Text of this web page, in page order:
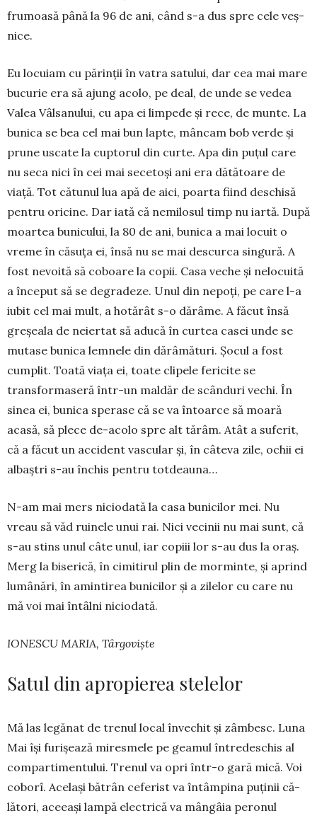
frumoasă până la 96 de ani, când s-a dus spre cele veș­
nice.
Eu locuiam cu părinții în vatra satului, dar cea mai mare
bucurie era să ajung acolo, pe deal, de unde se vedea
Valea Vâlsanului, cu apa ei limpede și rece, de munte. La
bunica se bea cel mai bun lapte, mân­cam bob verde și
prune uscate la cuptorul din curte. Apa din puțul care
nu seca nici în cei mai secetoși ani era dătătoare de
viață. Tot că­tu­nul lua apă de aici, poar­ta fiind deschisă
pentru oricine. Dar iată că nemi­losul timp nu iartă. După
moartea bunicu­lui, la 80 de ani, bunica a mai locuit o
vreme în căsuța ei, însă nu se mai des­curca singură. A
fost nevoită să coboare la copii. Casa veche și nelocuită
a început să se degradeze. Unul din nepoți, pe care l-a
iubit cel mai mult, a hotărât s-o dărâme. A făcut însă
greșeala de neiertat să aducă în curtea casei unde se
mutase bunica lemnele din dărâmă­turi. Șocul a fost
cumplit. Toa­tă viața ei, toate clipele fericite se
transfor­ma­seră într-un maldăr de scân­duri vechi. În
sinea ei, bunica spe­rase că se va întoarce să moa­ră
acasă, să plece de-acolo spre alt tărâm. Atât a suferit,
că a făcut un accident vas­cular și, în câteva zile, ochii ei
albaștri s-au închis pentru totdeauna…
N-am mai mers niciodată la casa bunicilor mei. Nu
vreau să văd ruinele unui rai. Nici vecinii nu mai sunt, că
s-au stins unul câte unul, iar copiii lor s-au dus la oraș.
Merg la biserică, în cimitirul plin de mor­minte, și aprind
lumânări, în amintirea bunicilor și a zilelor cu care nu
mă voi mai întâlni nici­odată.
IONESCU MARIA, Târgoviște
Satul din apropierea stelelor
Mă las legănat de trenul local învechit și zâmbesc. Luna
Mai își furișează miresmele pe geamul între­des­chis al
compartimentului. Trenul va opri într-o gară mică. Voi
coborî. Același bătrân cefe­rist va în­tâm­pina puținii că­
lători, aceeași lampă electrică va mângâia peronul